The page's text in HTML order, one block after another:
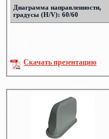
Диаграмма направленности,
градусы (H/V): 60/60
Скачать презентацию